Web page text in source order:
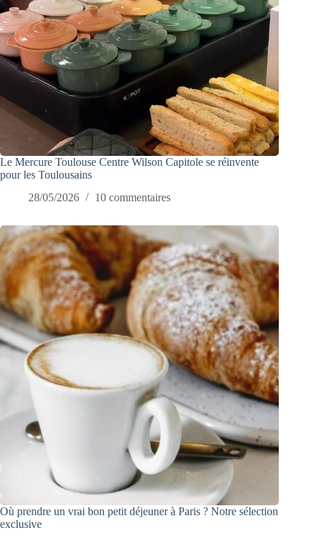
Le Mercure Toulouse Centre Wilson Capitole se réinvente
pour les Toulousains
28/05/2026
10 commentaires
Où prendre un vrai bon petit déjeuner à Paris ? Notre sélection
exclusive